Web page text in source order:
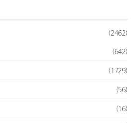
(2462)
(642)
(1729)
(56)
(16)